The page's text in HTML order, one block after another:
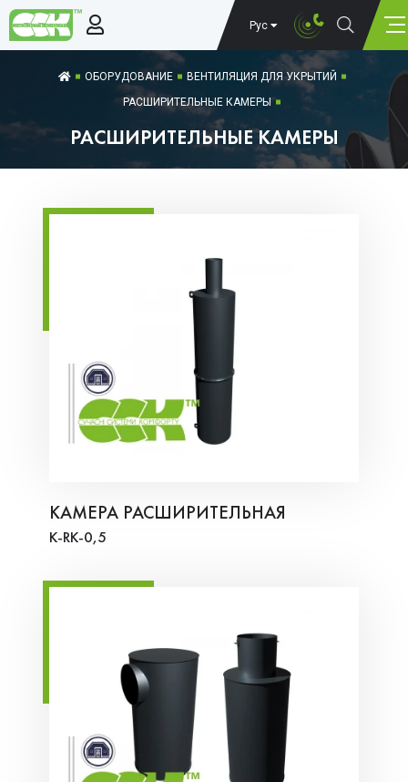
Рус
ОБОРУДОВАНИЕ
ВЕНТИЛЯЦИЯ ДЛЯ УКРЫТИЙ
РАСШИРИТЕЛЬНЫЕ КАМЕРЫ
РАСШИРИТЕЛЬНЫЕ КАМЕРЫ
КАМЕРА РАСШИРИТЕЛЬНАЯ
K-RK-0,5